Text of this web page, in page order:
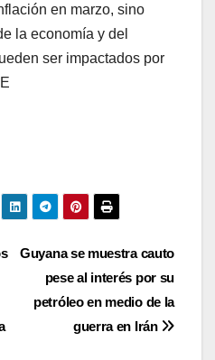
en marzo, sino
la economía y del
ser impactados por
Guyana se muestra cauto
pese al interés por su
petróleo en medio de la
guerra en Irán